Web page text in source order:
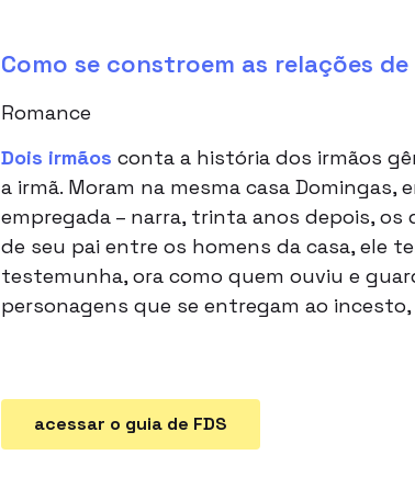
Como se constroem as relações
Romance
Dois irmãos conta a história dos irmãos
a irmã. Moram na mesma casa
empregada – narra, trinta anos depois,
de seu pai entre os homens da casa, ele
testemunha, ora como quem ouviu e
personagens que se entregam ao
acessar o guia de FDS